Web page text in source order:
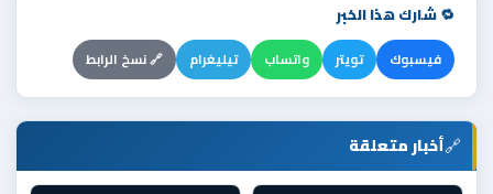
🔁 شارك هذا الخبر
فيسبوك تويتر واتساب تيليغرام 🔗 نسخ الرابط
🔗أخبار متعلقة